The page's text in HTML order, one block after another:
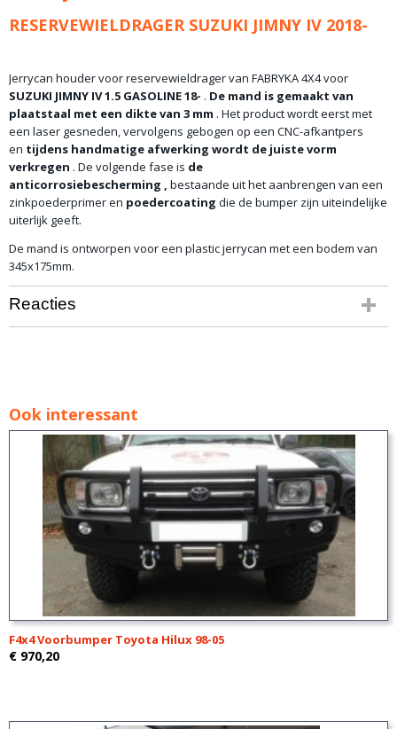
RESERVEWIELDRAGER SUZUKI JIMNY IV 2018-
Jerrycan houder voor reservewieldrager van FABRYKA 4X4 voor
SUZUKI JIMNY IV 1.5 GASOLINE 18- . De mand is gemaakt van
plaatstaal met een dikte van 3 mm . Het product wordt eerst met
een laser gesneden, vervolgens gebogen op een CNC-afkantpers
en tijdens handmatige afwerking wordt de juiste vorm
verkregen . De volgende fase is de
anticorrosiebescherming , bestaande uit het aanbrengen van een
zinkpoederprimer en poedercoating die de bumper zijn uiteindelijke
uiterlijk geeft.
De mand is ontworpen voor een plastic jerrycan met een bodem van
345x175mm.
Reacties
Ook interessant
F4x4 Voorbumper Toyota Hilux 98-05
€ 970,20